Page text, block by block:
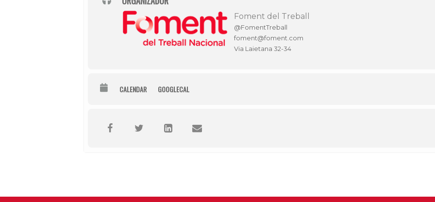
Foment del Treball
@FomentTreball
foment@foment.com
Via Laietana 32-34
CALENDAR GOOGLECAL